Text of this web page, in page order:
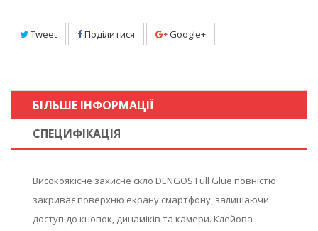
Tweet Поділитися Google+
БІЛЬШЕ ІНФОРМАЦІЇ
СПЕЦИФІКАЦІЯ
Високоякісне захисне скло DENGOS Full Glue повністю
закриває поверхню екрану смартфону, залишаючи
доступ до кнопок, динаміків та камери. Клейова